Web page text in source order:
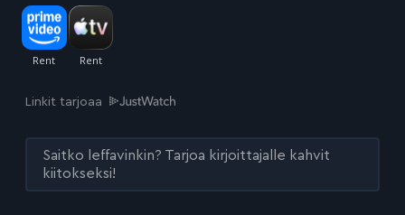
Linkit tarjoaa
Saitko leffavinkin? Tarjoa kirjoittajalle kahvit
kiitokseksi!